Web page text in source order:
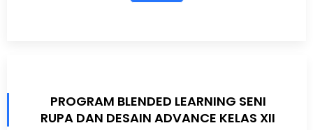
PROGRAM BLENDED LEARNING SENI
RUPA DAN DESAIN ADVANCE KELAS XII